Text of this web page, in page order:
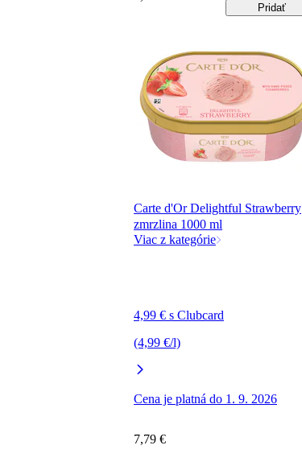
Pridať
Carte d'Or Delightful Strawberry
zmrzlina 1000 ml
Viac z kategórie
4,99 € s Clubcard
(4,99 €/l)
Cena je platná do 1. 9. 2026
7,79 €